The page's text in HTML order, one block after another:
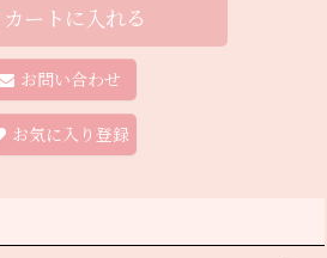
カートに入れる
お問い合わせ
お気に入り登録